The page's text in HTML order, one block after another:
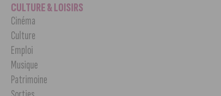
CULTURE & LOISIRS
Cinéma
Culture
Emploi
Musique
Patrimoine